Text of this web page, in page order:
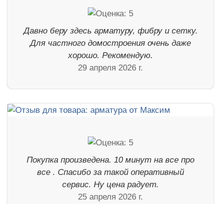
Давно беру здесь арматуру, фибру и сетку.
Для частного домостроения очень даже
хорошо. Рекомендую.
29 апреля 2026 г.
Покупка произведена. 10 минут на все про
все . Спасибо за такой оперативный
сервис. Ну цена радует.
25 апреля 2026 г.